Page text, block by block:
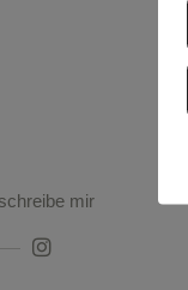
mir